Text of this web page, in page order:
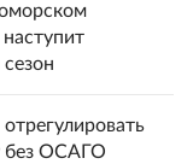
без ОСАГО